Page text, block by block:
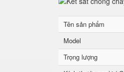
Tên sản phẩm
Model
Trọng lượng